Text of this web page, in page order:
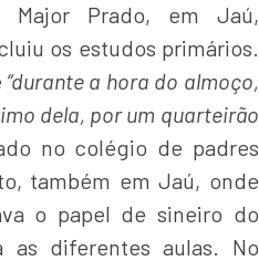
Major Prado, em Jaú,
os estudos primários.
“durante a hora do almoço,
dela, por um quarteirão
no colégio de padres
também em Jaú, onde
o papel de sineiro do
as diferentes aulas. No